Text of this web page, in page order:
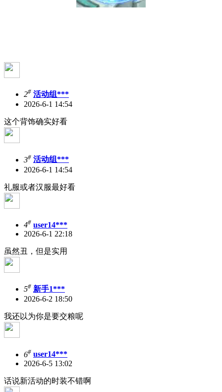
2# 活动组***
2026-6-1 14:54
这个背饰确实好看
3# 活动组***
2026-6-1 14:54
礼服或者汉服最好看
4# user14***
2026-6-1 22:18
虽然丑，但是实用
5# 新手1***
2026-6-2 18:50
我还以为你是要交粮呢
6# user14***
2026-6-5 13:02
话说新活动的时装不错啊